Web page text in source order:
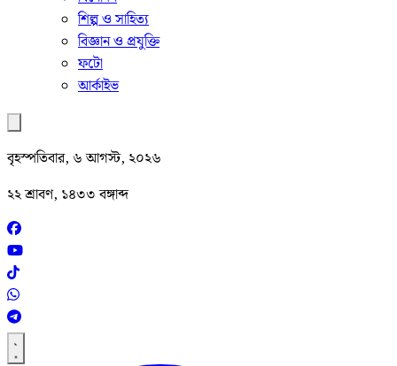
শিল্প ও সাহিত্য
বিজ্ঞান ও প্রযুক্তি
ফটো
আর্কাইভ
বৃহস্পতিবার, ৬ আগস্ট, ২০২৬
২২ শ্রাবণ, ১৪৩৩ বঙ্গাব্দ